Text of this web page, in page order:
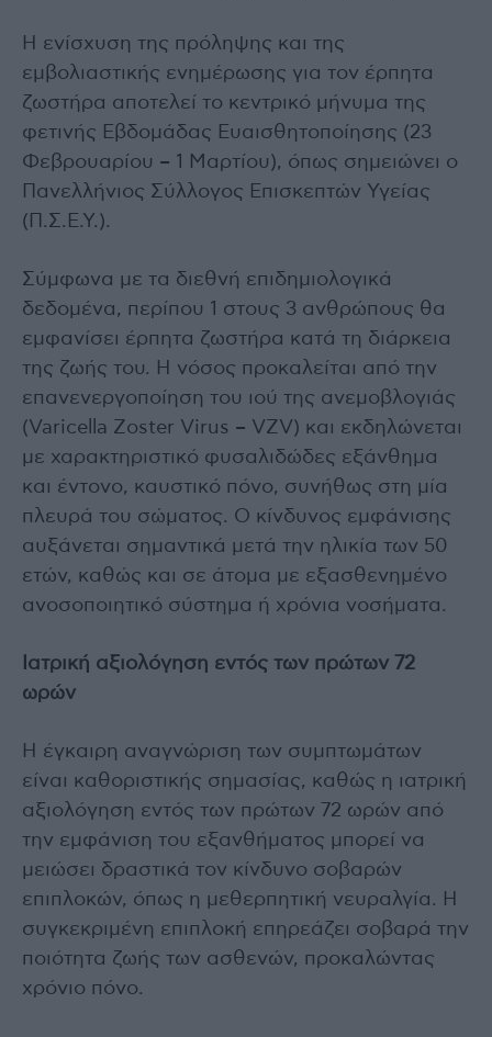
Η ενίσχυση της πρόληψης και της
εμβολιαστικής ενημέρωσης για τον έρπητα
ζωστήρα αποτελεί το κεντρικό μήνυμα της
φετινής Εβδομάδας Ευαισθητοποίησης (23
Φεβρουαρίου – 1 Μαρτίου), όπως σημειώνει ο
Πανελλήνιος Σύλλογος Επισκεπτών Υγείας
(Π.Σ.Ε.Υ.).
Σύμφωνα με τα διεθνή επιδημιολογικά
δεδομένα, περίπου 1 στους 3 ανθρώπους θα
εμφανίσει έρπητα ζωστήρα κατά τη διάρκεια
της ζωής του. Η νόσος προκαλείται από την
επανενεργοποίηση του ιού της ανεμοβλογιάς
(Varicella Zoster Virus – VZV) και εκδηλώνεται
με χαρακτηριστικό φυσαλιδώδες εξάνθημα
και έντονο, καυστικό πόνο, συνήθως στη μία
πλευρά του σώματος. Ο κίνδυνος εμφάνισης
αυξάνεται σημαντικά μετά την ηλικία των 50
ετών, καθώς και σε άτομα με εξασθενημένο
ανοσοποιητικό σύστημα ή χρόνια νοσήματα.
Ιατρική αξιολόγηση εντός των πρώτων 72
ωρών
Η έγκαιρη αναγνώριση των συμπτωμάτων
είναι καθοριστικής σημασίας, καθώς η ιατρική
αξιολόγηση εντός των πρώτων 72 ωρών από
την εμφάνιση του εξανθήματος μπορεί να
μειώσει δραστικά τον κίνδυνο σοβαρών
επιπλοκών, όπως η μεθερπητική νευραλγία. Η
συγκεκριμένη επιπλοκή επηρεάζει σοβαρά την
ποιότητα ζωής των ασθενών, προκαλώντας
χρόνιο πόνο.